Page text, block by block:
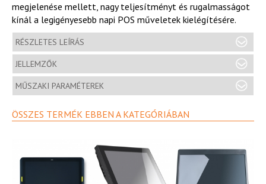
megjelenése mellett, nagy teljesítményt és rugalmasságot
kínál a legigényesebb napi POS műveletek kielégítésére.
RÉSZLETES LEÍRÁS
JELLEMZŐK
MŰSZAKI PARAMÉTEREK
ÖSSZES TERMÉK EBBEN A KATEGÓRIÁBAN